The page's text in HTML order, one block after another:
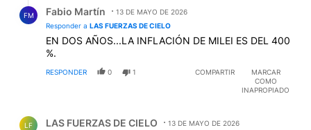
FM Fabio Martín
13 DE MAYO DE 2026
Responder a LAS FUERZAS DE CIELO
EN DOS AÑOS...LA INFLACIÓN DE MILEI ES DEL 400
%.
RESPONDER 0 1 COMPARTIR
MARCAR
COMO
INAPROPIADO
LF LAS FUERZAS DE CIELO 13 DE MAYO DE 2026